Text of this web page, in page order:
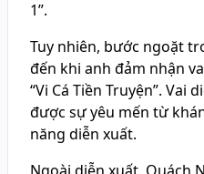
1”.
Tuy nhiên, bước ngoặt
đến khi anh đảm nhận
“Vi Cá Tiền Truyện”. Vai
được sự yêu mến từ
năng diễn xuất.